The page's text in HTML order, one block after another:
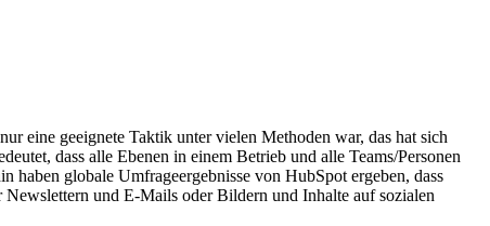
eine geeignete Taktik unter vielen Methoden war, das hat sich
dass alle Ebenen in einem Betrieb und alle Teams/Personen
haben globale Umfrageergebnisse von HubSpot ergeben, dass
und E-Mails oder Bildern und Inhalte auf sozialen